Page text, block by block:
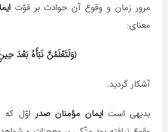
مرور زمان و وقوع آن حوادث بر قوّت
معنای:
﴿وَلَتَعْلَمُنَّ نَبَأَهُ بَعْدَ
آشکار گردید.
بدیهی استایمان مؤمنان صدر اوّل که